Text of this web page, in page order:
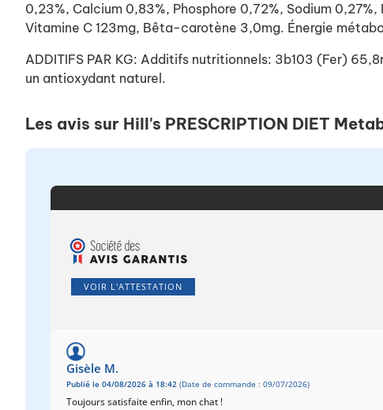
0,23%, Calcium 0,83%, Phosphore 0,72%, Sodium
Vitamine C 123mg, Bêta-carotène 3,0mg. Énergie
ADDITIFS PAR KG: Additifs nutritionnels: 3b103 (Fer)
un antioxydant naturel.
Les avis sur Hill's PRESCRIPTION DIET
VOIR L'ATTESTATION
Gisèle M.
Publié le 04/08/2026 à 18:42 (Date de commande : 09/07/2026)
Toujours satisfaite enfin, mon chat !